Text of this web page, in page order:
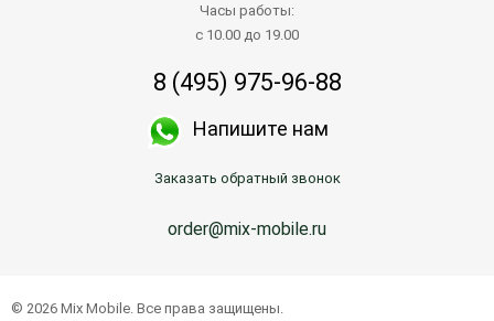
Часы работы:
с 10.00 до 19.00
8 (495) 975-96-88
Напишите нам
Заказать обратный звонок
order@mix-mobile.ru
© 2026 Mix Mobile. Все права защищены.